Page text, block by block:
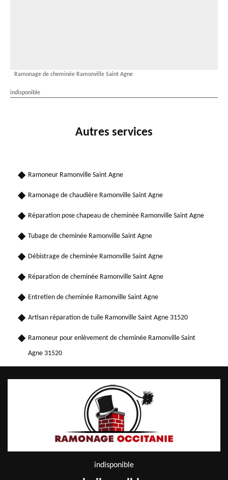
Ramonage de cheminée Ramonville Saint Agne
indisponible
Autres services
Ramoneur Ramonville Saint Agne
Ramonage de chaudière Ramonville Saint Agne
Réparation pose chapeau de cheminée Ramonville Saint Agne
Tubage de cheminée Ramonville Saint Agne
Débistrage de cheminée Ramonville Saint Agne
Réparation de cheminée Ramonville Saint Agne
Entretien de cheminée Ramonville Saint Agne
Artisan réparation de tuile Ramonville Saint Agne 31520
Ramoneur pour enlèvement de cheminée Ramonville Saint
Agne 31520
indisponible